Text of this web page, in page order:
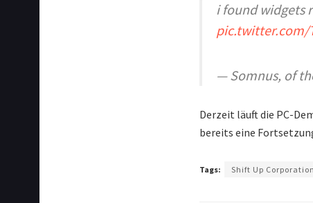
i found widgets
pic.twitter.com/
— Somnus, of
Derzeit läuft die PC-
bereits eine
Tags: Shift Up Corporation